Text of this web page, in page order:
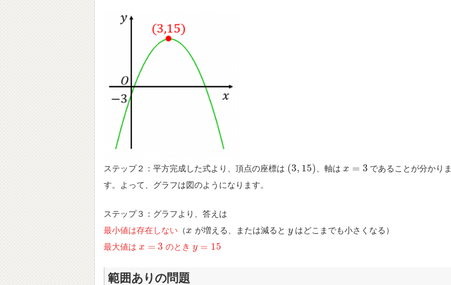
ステップ２：平方完成した式より、頂点の座標は (3, 15)
(3,15) 、軸はx = 3
x= 3
であることが分かりま
す。よって、グラフは図のようになります。
ステップ３：グラフより、答えは
最小値は存在しない （x
x が増える、または減ると y
yはどこまでも小さくなる）
最大値は x = 3
x= 3 のときy = 15
y=15
範囲ありの問題